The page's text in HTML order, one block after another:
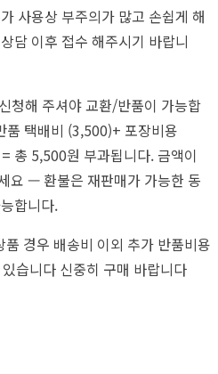
사용상 부주의가 많고 손쉽게 해
담 이후 접수 해주시기 바랍니
청해 주셔야 교환/반품이 가능합
택배비 (3,500)+ 포장비용
총 5,500원 부과됩니다. 금액이
요 — 환불은 재판매가 가능한 동
합니다.
경우 배송비 이외 추가 반품비용
습니다 신중히 구매 바랍니다